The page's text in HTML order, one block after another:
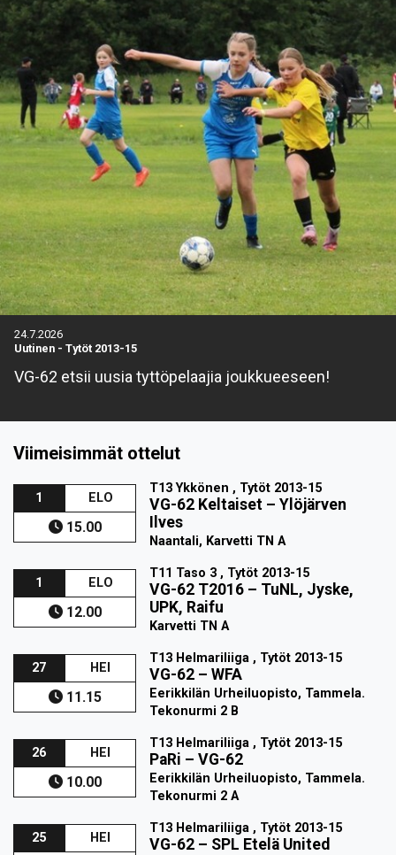
24.7.2026
Uutinen - Tytöt 2013-15
VG-62 etsii uusia tyttöpelaajia joukkueeseen!
Viimeisimmät ottelut
1 ELO
15.00
T13 Ykkönen , Tytöt 2013-15
VG-62 Keltaiset –Ylöjärven
Ilves
Naantali, Karvetti TN A
1 ELO
12.00
T11 Taso 3 , Tytöt 2013-15
VG-62 T2016 – TuNL, Jyske,
UPK, Raifu
Karvetti TN A
27 HEI
11.15
T13 Helmariliiga , Tytöt 2013-15
VG-62 –WFA
Eerikkilän Urheiluopisto, Tammela.
Tekonurmi 2 B
26 HEI
10.00
T13 Helmariliiga , Tytöt 2013-15
PaRi –VG-62
Eerikkilän Urheiluopisto, Tammela.
Tekonurmi 2 A
25 HEI
T13 Helmariliiga , Tytöt 2013-15
VG-62 – SPL Etelä United